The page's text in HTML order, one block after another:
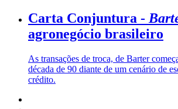
Carta Conjuntura -
agronegócio brasileiro
As transações de troca, de Barter
década de 90 diante de um cenário de
crédito.